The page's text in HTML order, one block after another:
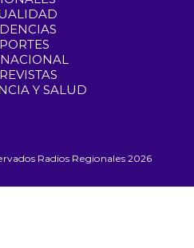
Y SALUD
Radios Regionales 2026